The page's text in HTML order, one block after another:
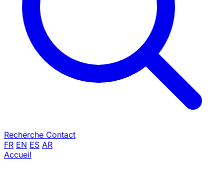
Recherche Contact
FR EN ES AR
Accueil